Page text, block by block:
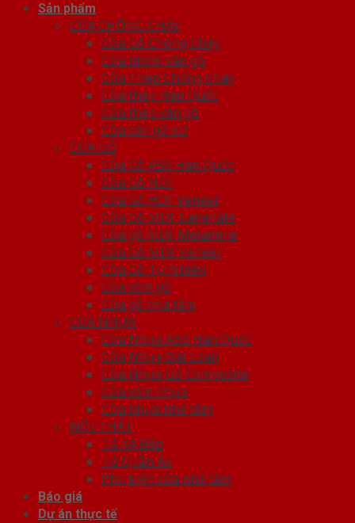
Sản phẩm
CỬA CHỐNG CHÁY
Cửa Gỗ Chống Cháy
Cửa nhôm vân gỗ
Cửa Thép Chống Cháy
Cửa thép Hàn Quốc
Cửa thép vân gỗ
Cửa vân gỗ 5D
CỬA GỖ
Cửa Gỗ ABS Hàn Quốc
Cửa Gỗ HDF
Cửa Gỗ HDF Veneer
Cửa Gỗ MDF Laminate
Cửa gỗ MDF Melamine
Cửa Gỗ MDF Veneer
Cửa Gỗ Tự Nhiên
Cửa vòm gỗ
Cửa gỗ nhà tắm
CỬA NHỰA
Cửa Nhựa ABS Hàn Quốc
Cửa Nhựa Đài Loan
Cửa Nhựa Gỗ Composite
Cửa vòm nhựa
Cửa nhựa nhà tắm
NỘI THẤT
Tủ Kệ Bếp
Tủ Quần Áo
Phụ kiện cửa nhà tắm
Báo giá
Dự án thực tế